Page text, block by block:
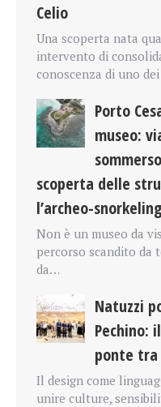
Celio
Una scoperta nata
intervento di
conoscenza di uno
Porto
museo:
scoperta delle
l’archeo-snorkeling
Non è un museo da
percorso scandito da
da…
Natuzzi
Pechino:
ponte
Il design come
unire culture,